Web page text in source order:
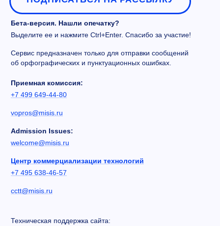
Бета-версия. Нашли опечатку?
Выделите ее и нажмите Ctrl+Enter. Спасибо за участие!
Сервис предназначен только для отправки сообщений
об орфографических и пунктуационных ошибках.
Приемная комиссия:
+7 499 649-44-80
vopros@misis.ru
Admission Issues:
welcome@misis.ru
Центр коммерциализации технологий
+7 495 638-46-57
cctt@misis.ru
Техническая поддержка сайта: